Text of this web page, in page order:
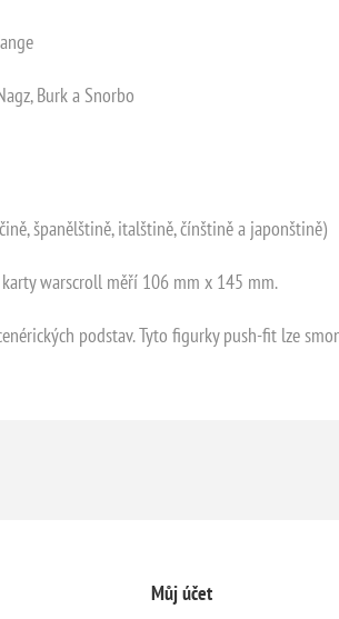
Burk a Snorbo
španělštině, italštině, čínštině a japonštině)
warscroll měří 106 mm x 145 mm.
podstav. Tyto figurky push-fit lze
Můj účet